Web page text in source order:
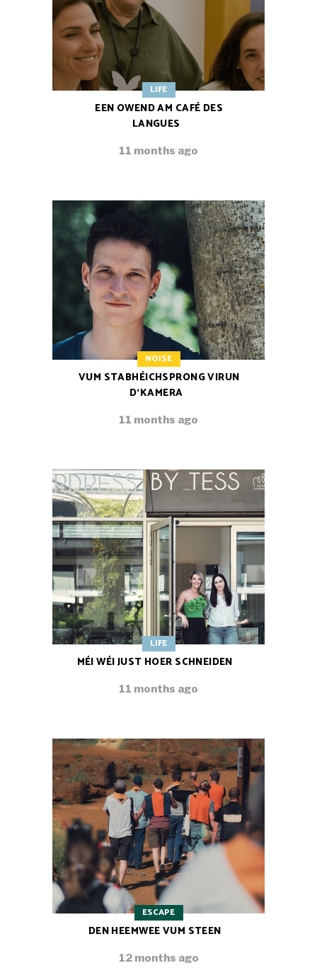
LIFE
EEN OWEND AM CAFÉ DES
LANGUES
11 months ago
NOISE
VUM STABHÉICHSPRONG VIRUN
D‘KAMERA
11 months ago
LIFE
MÉI WÉI JUST HOER SCHNEIDEN
11 months ago
ESCAPE
DEN HEEMWEE VUM STEEN
12 months ago